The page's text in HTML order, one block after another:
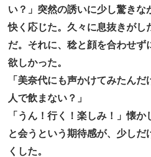
い？」突然の誘いに少し驚きな
快く応じた。久々に息抜きがし
だ。それに、稔と顔を合わせず
欲しかった。
「美奈代にも声かけてみたん
人で飲まない？」
「うん！行く！楽しみ！」懐か
と会うという期待感が、少しだ
くした。